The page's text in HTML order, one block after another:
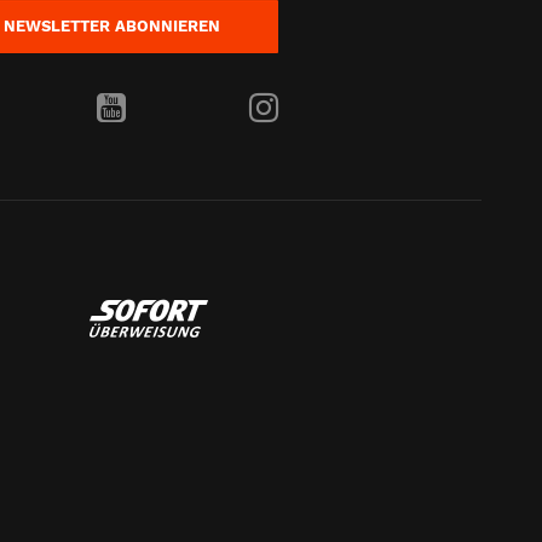
NEWSLETTER ABONNIEREN